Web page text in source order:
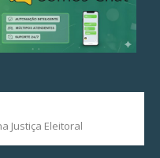
Justiça Eleitoral